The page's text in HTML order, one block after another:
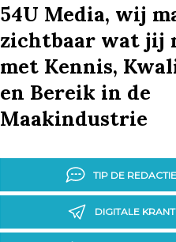
54U Media, wij
zichtbaar wat jij
met Kennis,
en Bereik in de
Maakindustrie
TIP DE REDACTIE
DIGITALE KRANT